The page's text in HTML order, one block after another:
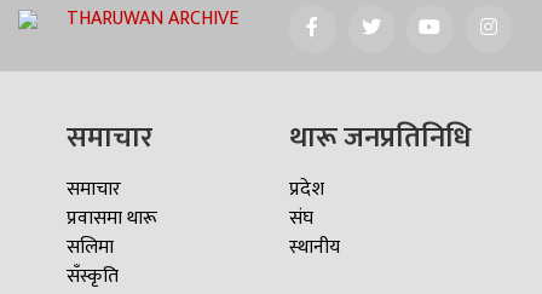
THARUWAN ARCHIVE
समाचार
समाचार
प्रवासमा थारू
सलिमा
सँस्कृति
थारू जनप्रतिनिधि
प्रदेश
संघ
स्थानीय